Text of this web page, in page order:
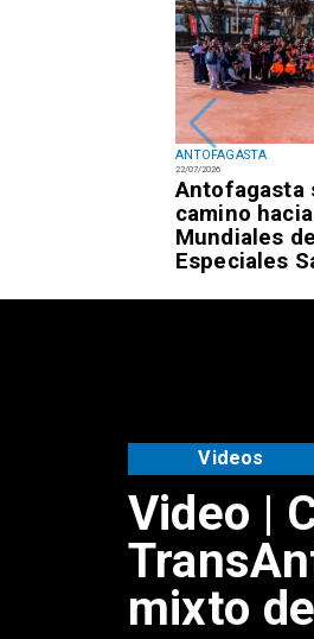
ANTOFAGASTA
22/07/2026
Antofagasta
camino
Mundiales
Especiales
Video |
mixto
Videos